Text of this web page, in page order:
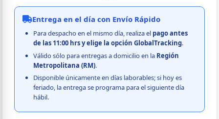
Entrega en el día con Envío Rápido
Para despacho en el mismo día, realiza el pagoantes
de las 11:00 hrs y elige la opción GlobalTracking.
Válido sólo para entregas a domicilio en la Región
Metropolitana (RM).
Disponible únicamente en días laborables; si hoy es
feriado, la entrega se programa para el siguiente día
hábil.